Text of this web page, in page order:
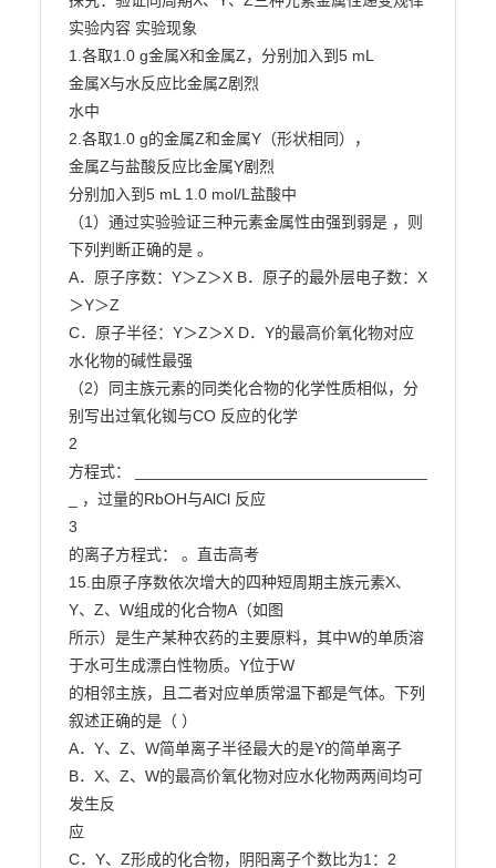
实验内容 实验现象
1.各取1.0 g金属X和金属Z，分别加入到5 mL
金属X与水反应比金属Z剧烈
水中
2.各取1.0 g的金属Z和金属Y（形状相同），
金属Z与盐酸反应比金属Y剧烈
分别加入到5 mL 1.0 mol/L盐酸中
（1）通过实验验证三种元素金属性由强到弱是 ，则
下列判断正确的是 。
A．原子序数：Y＞Z＞X B．原子的最外层电子数：X
＞Y＞Z
C．原子半径：Y＞Z＞X D．Y的最高价氧化物对应
水化物的碱性最强
（2）同主族元素的同类化合物的化学性质相似，分
别写出过氧化铷与CO 反应的化学
2
方程式： _________________________________
_ ，过量的RbOH与AlCl 反应
3
的离子方程式： 。直击高考
15.由原子序数依次增大的四种短周期主族元素X、
Y、Z、W组成的化合物A（如图
所示）是生产某种农药的主要原料，其中W的单质溶
于水可生成漂白性物质。Y位于W
的相邻主族，且二者对应单质常温下都是气体。下列
叙述正确的是（ ）
A．Y、Z、W简单离子半径最大的是Y的简单离子
B．X、Z、W的最高价氧化物对应水化物两两间均可
发生反
应
C．Y、Z形成的化合物，阴阳离子个数比为1：2